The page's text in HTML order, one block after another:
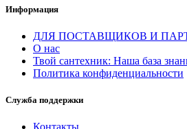
Информация
ДЛЯ ПОСТАВЩИКОВ И
О нас
Твой сантехник: Наша база
Политика конфиденциальности
Служба поддержки